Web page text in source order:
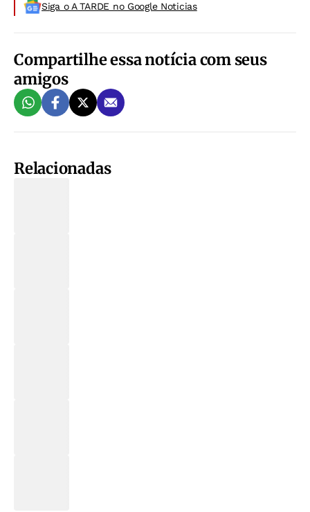
Siga o A TARDE no Google Noticias
Compartilhe essa notícia com seus
amigos
Relacionadas